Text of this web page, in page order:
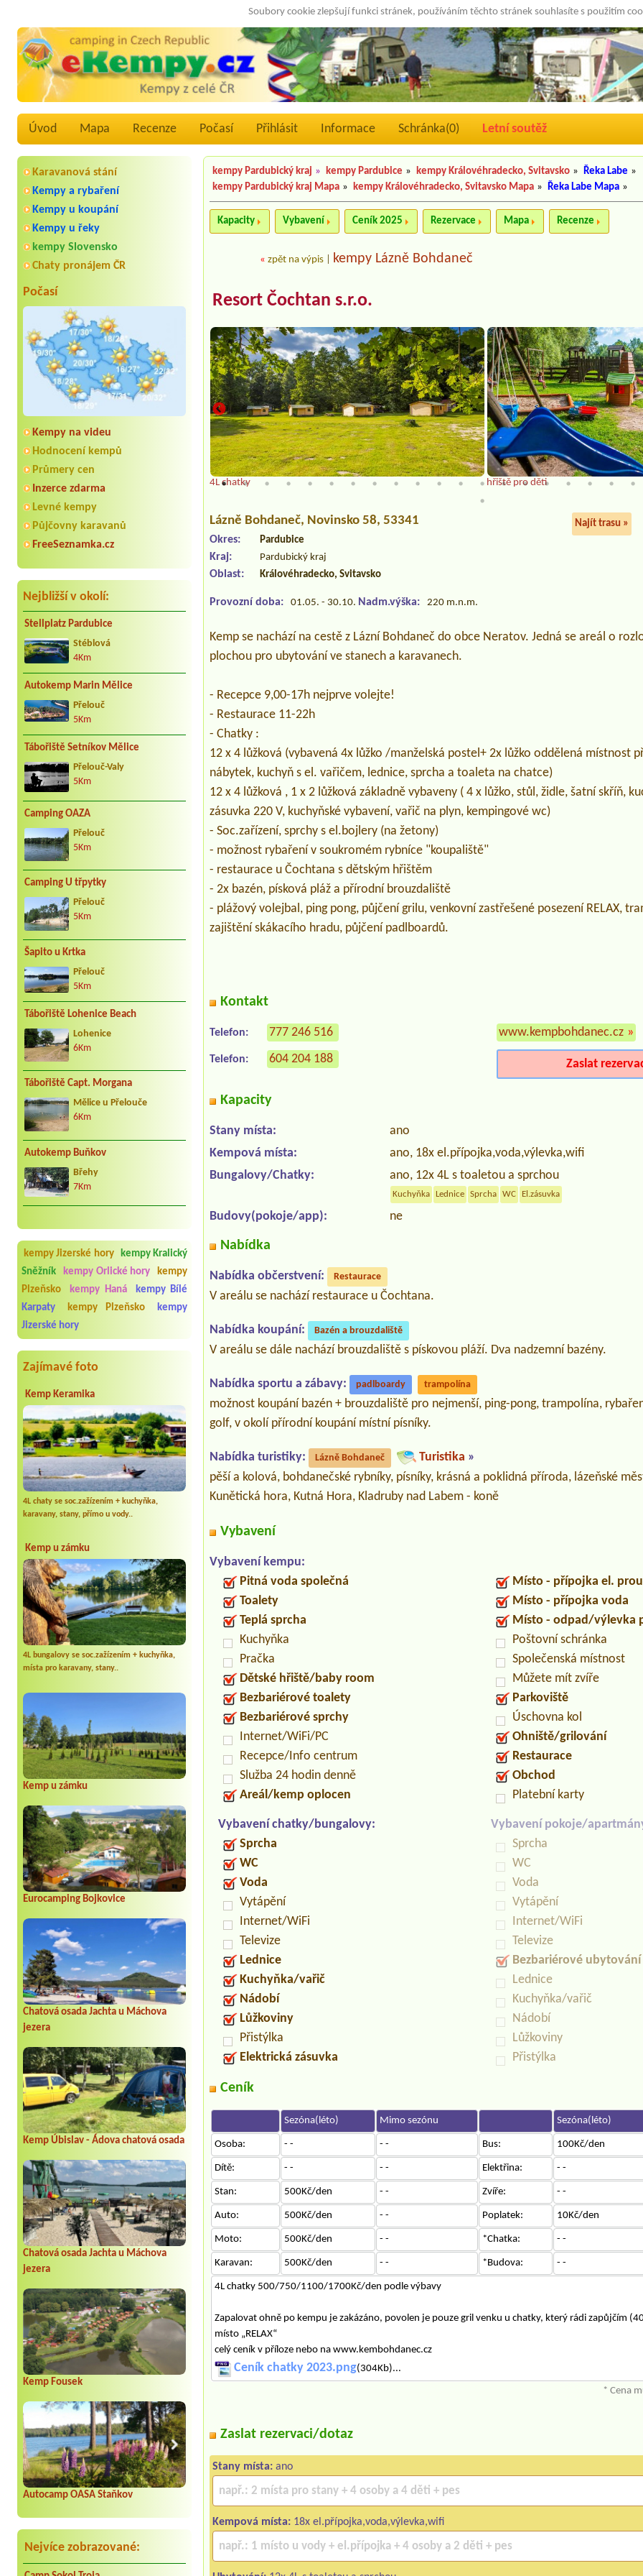
Soubory cookie zlepšují funkci stránek, používáním těchto stránek souhlasíte s použitím
Úvod Mapa Recenze Počasí Přihlásit Informace Schránka(0) Letní soutěž
Karavanová stání
Kempy a rybaření
Kempy u koupání
Kempy u řeky
kempy Slovensko
Chaty pronájem ČR
Počasí
Kempy na videu
Hodnocení kempů
Průmery cen
Inzerce zdarma
Levné kempy
Půjčovny karavanů
FreeSeznamka.cz
Nejbližší v okolí:
Stellplatz Pardubice
Stéblová
4Km
Autokemp Marin Mělice
Přelouč
5Km
Tábořiště Setníkov Mělice
Přelouč-Valy
5Km
Camping OAZA
Přelouč
5Km
Camping U třpytky
Přelouč
5Km
Šapito u Krtka
Přelouč
5Km
Tábořiště Lohenice Beach
Lohenice
6Km
Tábořiště Capt. Morgana
Mělice u Přelouče
6Km
Autokemp Buňkov
Břehy
7Km
kempy Jizerské hory
kempy Kralický
Sněžník
kempy Orlické hory
kempy
Plzeňsko
kempy Haná
kempy Bílé
Karpaty
kempy Plzeňsko
kempy
Jizerské hory
Zajímavé foto
Kemp Keramika
4L chaty se soc.zažízením + kuchyňka,
karavany, stany, přímo u vody..
Kemp u zámku
4L bungalovy se soc.zažízením + kuchyňka,
místa pro karavany, stany..
Kemp u zámku
Eurocamping Bojkovice
Chatová osada Jachta u Máchova
jezera
Kemp Úbislav - Ádova chatová osada
Chatová osada Jachta u Máchova
jezera
Kemp Fousek
Autocamp OASA Staňkov
Nejvíce zobrazované:
kempy Pardubický kraj » kempy Pardubice » kempy Královéhradecko, Svitavsko » Řeka Labe »
kempy Pardubický kraj Mapa » kempy Královéhradecko, Svitavsko Mapa » Řeka Labe Mapa »
Kapacity Vybavení Ceník 2025 Rezervace Mapa Recenze
«zpět na výpis kempy Lázně Bohdaneč
Resort Čochtan s.r.o.
4L chatky hřiště pro děti
Lázně Bohdaneč, Novinsko 58, 53341 Najít trasu »
Okres: Pardubice
Kraj: Pardubický kraj
Oblast: Královéhradecko, Svitavsko
Provozní doba: 01.05. - 30.10. Nadm.výška: 220 m.n.m.
Kemp se nachází na cestě z Lázní Bohdaneč do obce Neratov. Jedná se areál o
plochou pro ubytování ve stanech a karavanech.
- Recepce 9,00-17h nejprve volejte!
- Restaurace 11-22h
- Chatky :
12 x 4 lůžková (vybavená 4x lůžko /manželská postel+ 2x lůžko oddělená místnost
nábytek, kuchyň s el. vařičem, lednice, sprcha a toaleta na chatce)
12 x 4 lůžková , 1 x 2 lůžková základně vybaveny ( 4 x lůžko, stůl, židle, šatní skříň,
zásuvka 220 V, kuchyňské vybavení, vařič na plyn, kempingové wc)
- Soc.zařízení, sprchy s el.bojlery (na žetony)
- možnost rybaření v soukromém rybníce "koupaliště"
- restaurace u Čochtana s dětským hřištěm
- 2x bazén, písková pláž a přírodní brouzdaliště
- plážový volejbal, ping pong, půjčení grilu, venkovní zastřešené posezení RELAX,
zajištění skákacího hradu, půjčení padlboardů.
Kontakt
Telefon: 777 246 516
Telefon: 604 204 188
www.kempbohdanec.cz »
Zaslat
Kapacity
Stany místa:
ano
Kempová místa:
ano, 18x el.přípojka,voda,výlevka,wifi
Bungalovy/Chatky:
ano, 12x 4L s toaletou a sprchou
Kuchyňka Lednice Sprcha WC El.zásuvka
Budovy(pokoje/app): ne
Nabídka
Nabídka občerstvení: Restaurace
V areálu se nachází restaurace u Čochtana.
Nabídka koupání: Bazén a brouzdaliště
V areálu se dále nachází brouzdaliště s pískovou pláží. Dva nadzemní bazény.
Nabídka sportu a zábavy: padlboardy trampolína
možnost koupání bazén + brouzdaliště pro nejmenší, ping-pong, trampolína,
golf, v okolí přírodní koupání místní písníky.
Nabídka turistiky: Lázně Bohdaneč Turistika »
pěší a kolová, bohdanečské rybníky, písníky, krásná a poklidná příroda, lázeňské
Kunětická hora, Kutná Hora, Kladruby nad Labem - koně
Vybavení
Vybavení kempu:
Pitná voda společná
Toalety
Teplá sprcha
Kuchyňka
Pračka
Dětské hřiště/baby room
Bezbariérové toalety
Bezbariérové sprchy
Internet/WiFi/PC
Recepce/Info centrum
Služba 24 hodin denně
Areál/kemp oplocen
Místo - přípojka el.
Místo - přípojka voda
Místo - odpad/výlevka
Poštovní schránka
Společenská místnost
Můžete mít zvíře
Parkoviště
Úschovna kol
Ohniště/grilování
Restaurace
Obchod
Platební karty
Vybavení chatky/bungalovy:
Sprcha
WC
Voda
Vytápění
Internet/WiFi
Televize
Lednice
Kuchyňka/vařič
Nádobí
Lůžkoviny
Přistýlka
Elektrická zásuvka
Vybavení pokoje/
Sprcha
WC
Voda
Vytápění
Internet/WiFi
Televize
Bezbariérové ubytování
Lednice
Kuchyňka/vařič
Nádobí
Lůžkoviny
Přistýlka
Ceník
Sezóna(léto) Mimo sezónu Sezóna(léto)
Osoba: - - - - Bus: 100Kč/den
Dítě: - - - - Elektřina: - -
Stan: 500Kč/den - - Zvíře: - -
Auto: 500Kč/den - - Poplatek: 10Kč/den
Moto: 500Kč/den - - *Chatka: - -
Karavan: 500Kč/den - - *Budova: - -
4L chatky 500/750/1100/1700Kč/den podle výbavy
Zapalovat ohně po kempu je zakázáno, povolen je pouze gril venku u chatky, který rádi zapůjčím
místo „RELAX“
celý ceník v příloze nebo na www.kembohdanec.cz
Ceník chatky 2023.png(304Kb)...
* Cena
Zaslat rezervaci/dotaz
Stany místa: ano
Kempová místa: 18x el.přípojka,voda,výlevka,wifi